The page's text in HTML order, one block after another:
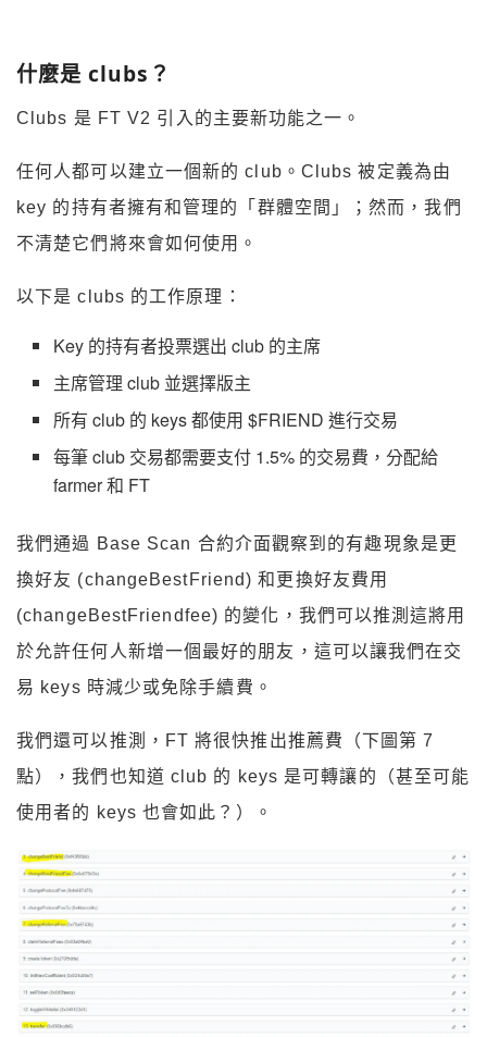
什麼是 clubs？
Clubs 是 FT V2 引入的主要新功能之一。
任何人都可以建立一個新的 club。Clubs 被定義為由
key 的持有者擁有和管理的「群體空間」；然而，我們
不清楚它們將來會如何使用。
以下是 clubs 的工作原理：
Key 的持有者投票選出 club 的主席
主席管理 club 並選擇版主
所有 club 的 keys 都使用 $FRIEND 進行交易
每筆 club 交易都需要支付 1.5% 的交易費，分配給
farmer 和 FT
我們通過 Base Scan 合約介面觀察到的有趣現象是更
換好友 (changeBestFriend) 和更換好友費用
(changeBestFriendfee) 的變化，我們可以推測這將用
於允許任何人新增一個最好的朋友，這可以讓我們在交
易 keys 時減少或免除手續費。
我們還可以推測，FT 將很快推出推薦費（下圖第 7
點），我們也知道 club 的 keys 是可轉讓的（甚至可能
使用者的 keys 也會如此？）。